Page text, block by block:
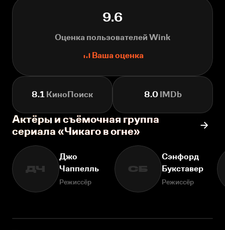
9.6
Оценка пользователей Wink
Ваша оценка
8.1 КиноПоиск 8.0IMDb
Актёры и съёмочная группа
сериала «Чикаго в огне»
ДЧ
Джо
Чаппелль
Режиссёр
СБ
Сэнфорд
Букставер
Режиссёр